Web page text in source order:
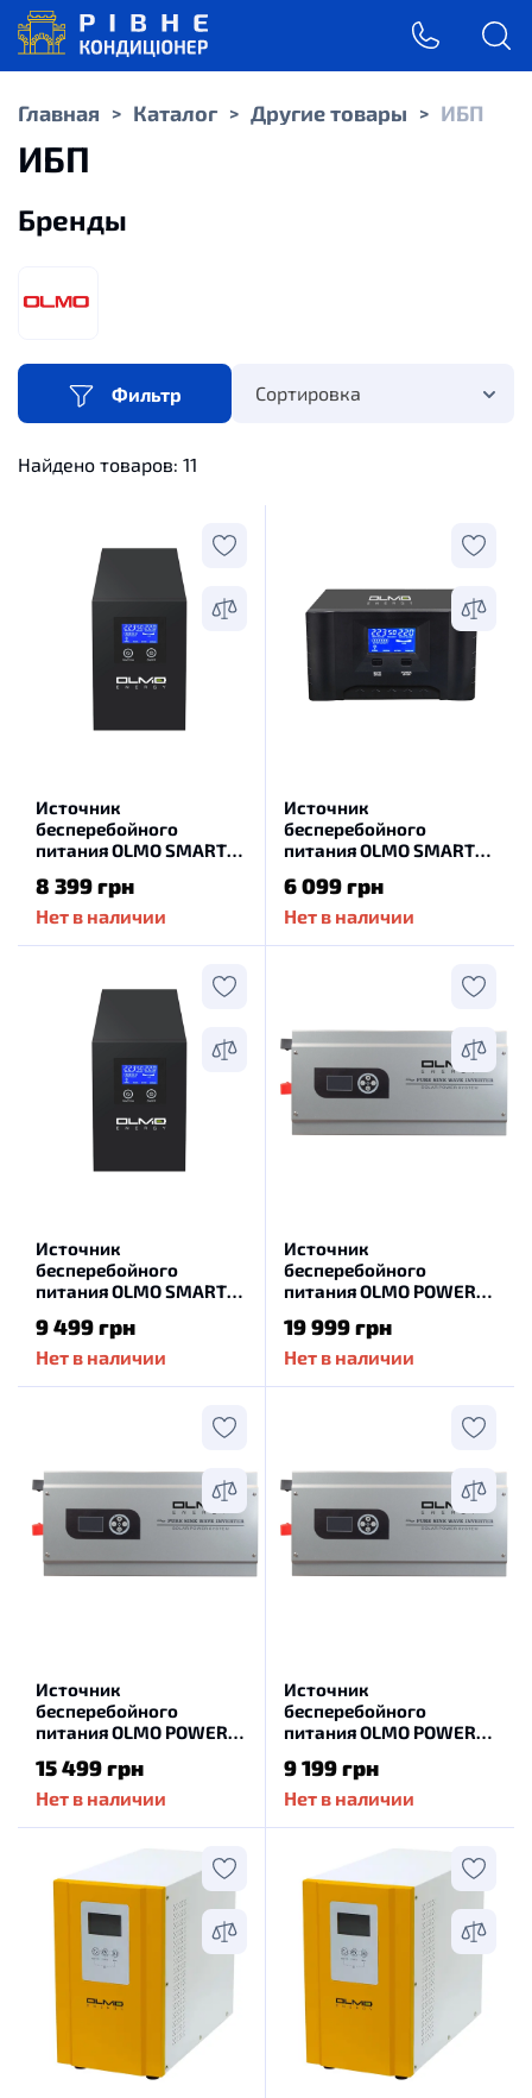
Главная > Каталог > Другие товары > ИБП
ИБП
Бренды
Фильтр Сортировка
Найдено товаров: 11
Источник
бесперебойного
питания OLMO SMART
8 399 грн
Нет в наличии
Источник
бесперебойного
питания OLMO SMART
6 099 грн
Нет в наличии
Источник
бесперебойного
питания OLMO SMART
9 499 грн
Нет в наличии
Источник
бесперебойного
питания OLMO POWER
19 999 грн
Нет в наличии
Источник
бесперебойного
питания OLMO POWER
15 499 грн
Нет в наличии
Источник
бесперебойного
питания OLMO POWER
9 199 грн
Нет в наличии